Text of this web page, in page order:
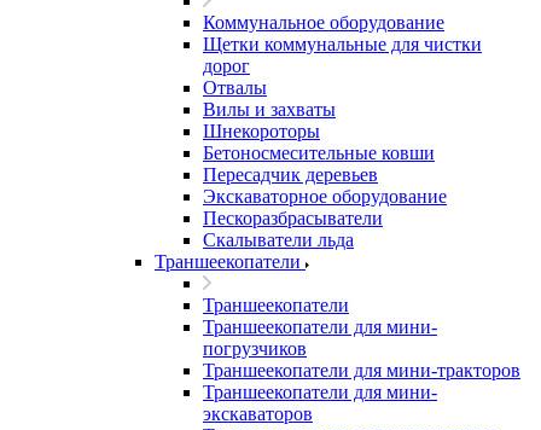
Коммунальное оборудование
Щетки коммунальные для чистки
дорог
Отвалы
Вилы и захваты
Шнекороторы
Бетоносмесительные ковши
Пересадчик деревьев
Экскаваторное оборудование
Пескоразбрасыватели
Скалыватели льда
Траншеекопатели
Траншеекопатели
Траншеекопатели для мини-
погрузчиков
Траншеекопатели для мини-тракторов
Траншеекопатели для мини-
экскаваторов